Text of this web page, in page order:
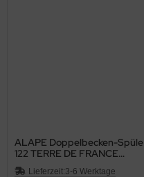
ALAPE Doppelbecken-Spüle
122 TERRE DE FRANCE
BRAUN 92x47,5 cm
Lieferzeit:3-6 Werktage